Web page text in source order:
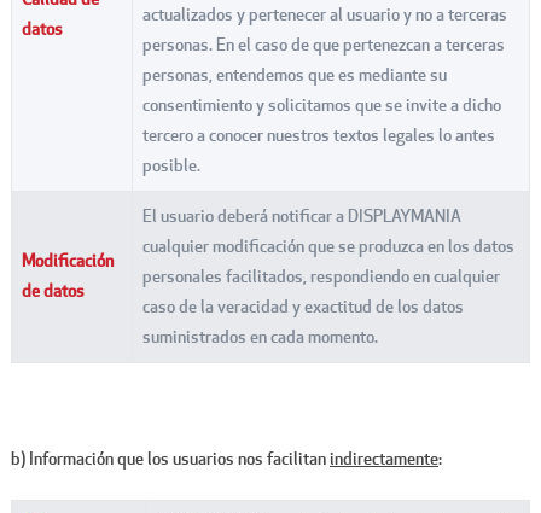
datos
actualizados y pertenecer al usuario y no a terceras
personas. En el caso de que pertenezcan a terceras
personas, entendemos que es mediante su
consentimiento y solicitamos que se invite a dicho
tercero a conocer nuestros textos legales lo antes
posible.
Modificación
de datos
El usuario deberá notificar a DISPLAYMANIA
cualquier modificación que se produzca en los datos
personales facilitados, respondiendo en cualquier
caso de la veracidad y exactitud de los datos
suministrados en cada momento.
b) Información que los usuarios nos facilitanindirectamente: